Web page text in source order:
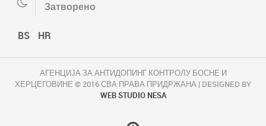
Затворено
BS HR
АГЕНЦИЈА ЗА АНТИДОПИНГ КОНТРОЛУ БОСНЕ И
ХЕРЦЕГОВИНЕ © 2016 СВА ПРАВА ПРИДРЖАНА | DESIGNED BY
WEB STUDIO NESA